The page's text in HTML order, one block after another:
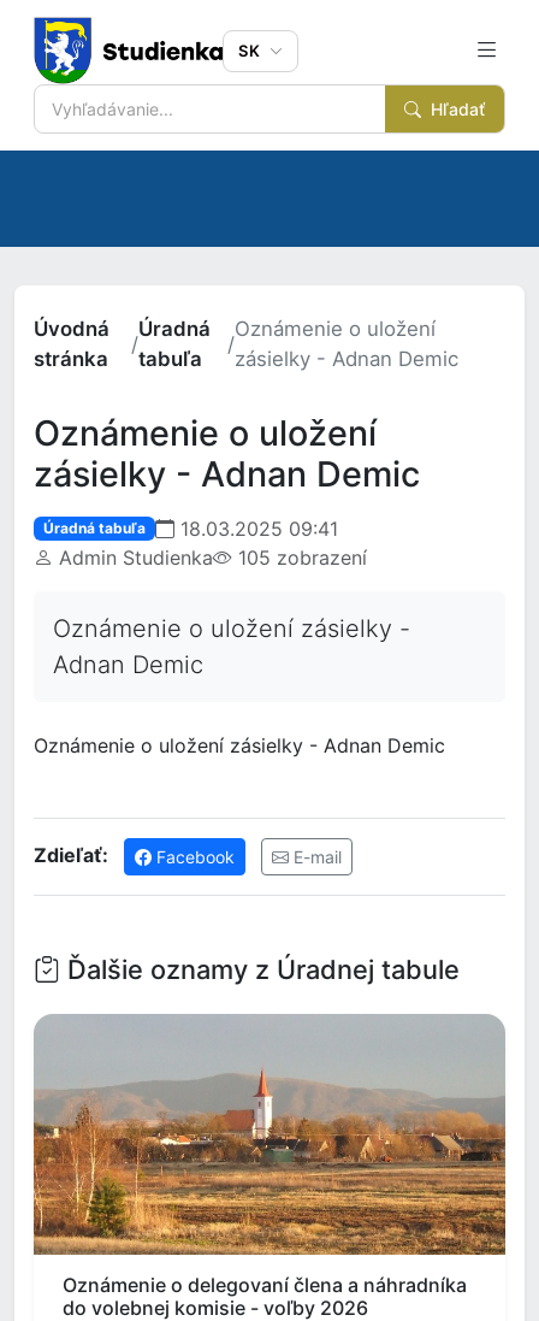
Hľadať
SK
Úvodná
stránka
/
Úradná
tabuľa
/
Oznámenie o uložení
zásielky - Adnan Demic
Oznámenie o uložení
zásielky - Adnan Demic
Úradná tabuľa
18.03.2025 09:41
Admin Studienka
105 zobrazení
Oznámenie o uložení zásielky -
Adnan Demic
Oznámenie o uložení zásielky - Adnan Demic
Zdieľať: Facebook E-mail
Ďalšie oznamy z Úradnej tabule
Oznámenie o delegovaní člena a náhradníka
do volebnej komisie - voľby 2026